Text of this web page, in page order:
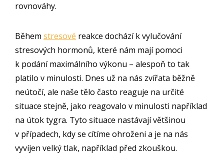
rovnováhy.
Během stresové reakce dochází k vylučování
stresových hormonů, které nám mají pomoci
k podání maximálního výkonu – alespoň to tak
platilo v minulosti. Dnes už na nás zvířata běžně
neútočí, ale naše tělo často reaguje na určité
situace stejně, jako reagovalo v minulosti například
na útok tygra. Tyto situace nastávají většinou
v případech, kdy se cítíme ohroženi a je na nás
vyvíjen velký tlak, například před zkouškou.